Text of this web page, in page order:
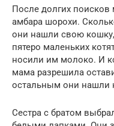
После долгих
амбара шорохи.
они нашли свою
пятеро маленьких
носили им молоко. И
мама разрешила
остальным они нашли
Сестра с братом